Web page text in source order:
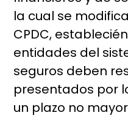
la cual se
CPDC,
entidades del
seguros deben
presentados por
un plazo no